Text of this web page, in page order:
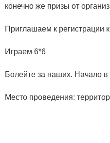
конечно же призы от
Приглашаем к регистрации
Играем 6*6
Болейте за наших. Начало в
Место проведения: